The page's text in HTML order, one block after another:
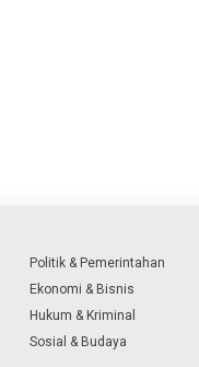
Politik & Pemerintahan
Ekonomi & Bisnis
Hukum & Kriminal
Sosial & Budaya